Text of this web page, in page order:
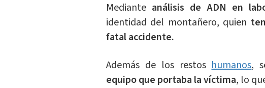
Mediante análisis de ADN en
identidad del montañero, quien
fatal accidente.
Además de los restoshumanos,
equipo que portaba la víctima, lo